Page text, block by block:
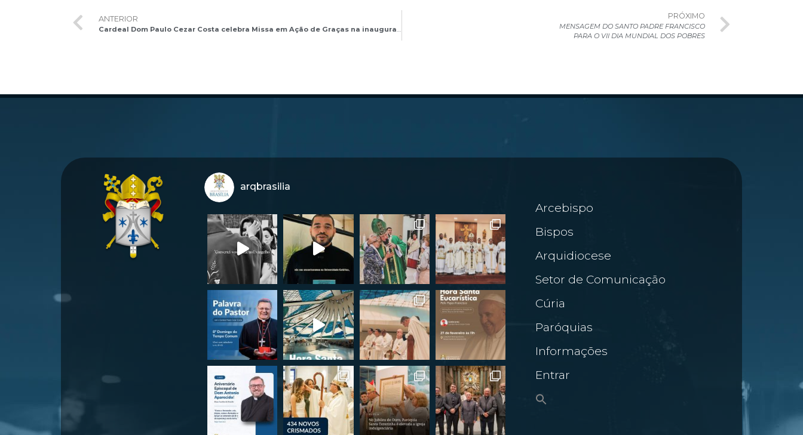
ANTERIOR PRÓXIMO
MENSAGEM DO SANTO PADRE FRANCISCO
PARA O VII DIA MUNDIAL DOS POBRES
arqbrasilia
Arcebispo
Bispos
Arquidiocese
Setor de Comunicação
Cúria
Paróquias
Informações
Entrar